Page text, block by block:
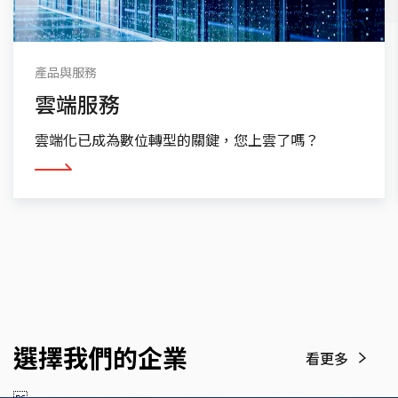
產品與服務
雲端服務
雲端化已成為數位轉型的關鍵，您上雲了嗎？
看更多
選擇我們的企業
看更多